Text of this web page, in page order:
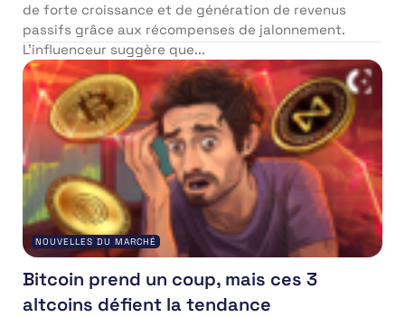
de forte croissance et de génération de revenus
passifs grâce aux récompenses de jalonnement.
L’influenceur suggère que...
NOUVELLES DU MARCHÉ
Bitcoin prend un coup, mais ces 3
altcoins défient la tendance